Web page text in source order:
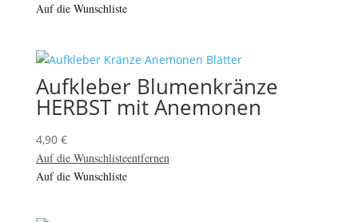
Auf die Wunschliste
Aufkleber Blumenkränze
HERBST mit Anemonen
4,90 €
Auf die Wunschlisteentfernen
Auf die Wunschliste